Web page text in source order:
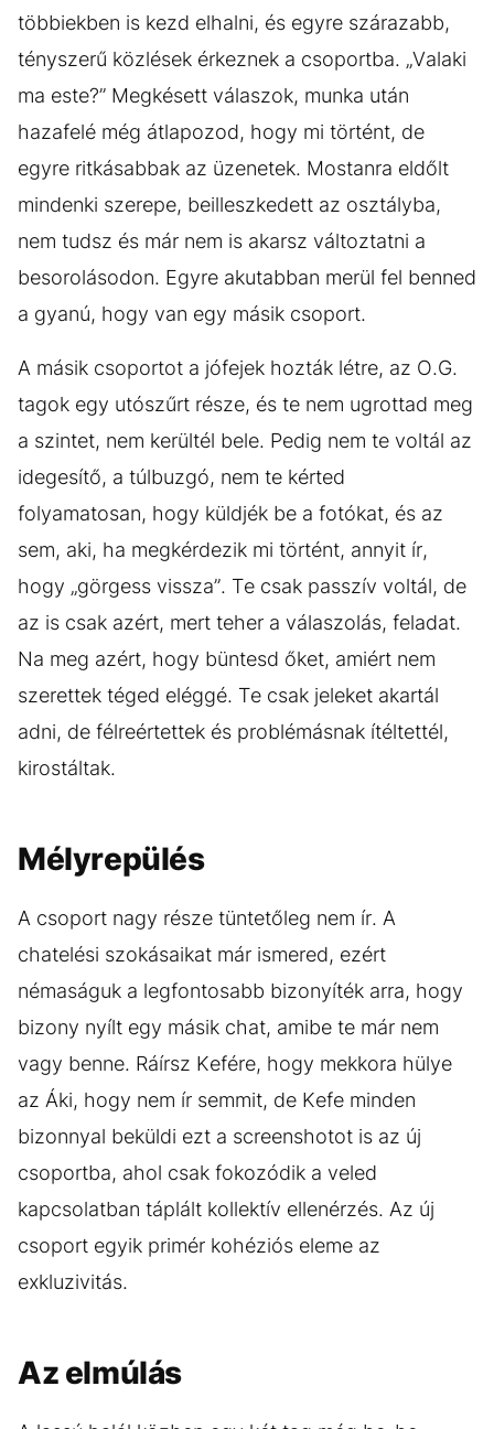
többiekben is kezd elhalni, és egyre szárazabb,
tényszerű közlések érkeznek a csoportba. „Valaki
ma este?” Megkésett válaszok, munka után
hazafelé még átlapozod, hogy mi történt, de
egyre ritkásabbak az üzenetek. Mostanra eldőlt
mindenki szerepe, beilleszkedett az osztályba,
nem tudsz és már nem is akarsz változtatni a
besorolásodon. Egyre akutabban merül fel benned
a gyanú, hogy van egy másik csoport.
A másik csoportot a jófejek hozták létre, az O.G.
tagok egy utószűrt része, és te nem ugrottad meg
a szintet, nem kerültél bele. Pedig nem te voltál az
idegesítő, a túlbuzgó, nem te kérted
folyamatosan, hogy küldjék be a fotókat, és az
sem, aki, ha megkérdezik mi történt, annyit ír,
hogy „görgess vissza”. Te csak passzív voltál, de
az is csak azért, mert teher a válaszolás, feladat.
Na meg azért, hogy büntesd őket, amiért nem
szerettek téged eléggé. Te csak jeleket akartál
adni, de félreértettek és problémásnak ítéltettél,
kirostáltak.
Mélyrepülés
A csoport nagy része tüntetőleg nem ír. A
chatelési szokásaikat már ismered, ezért
némaságuk a legfontosabb bizonyíték arra, hogy
bizony nyílt egy másik chat, amibe te már nem
vagy benne. Ráírsz Kefére, hogy mekkora hülye
az Áki, hogy nem ír semmit, de Kefe minden
bizonnyal beküldi ezt a screenshotot is az új
csoportba, ahol csak fokozódik a veled
kapcsolatban táplált kollektív ellenérzés. Az új
csoport egyik primér kohéziós eleme az
exkluzivitás.
Az elmúlás